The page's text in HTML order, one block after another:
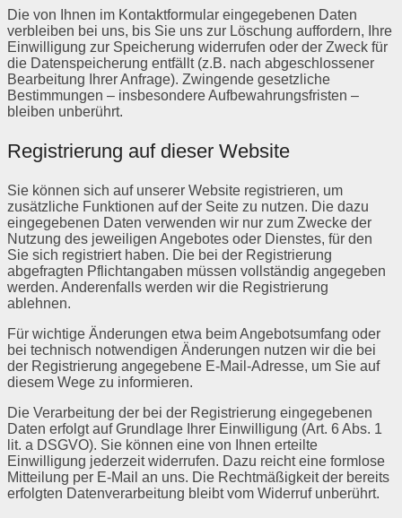
Die von Ihnen im Kontaktformular eingegebenen Daten
verbleiben bei uns, bis Sie uns zur Löschung auffordern, Ihre
Einwilligung zur Speicherung widerrufen oder der Zweck für
die Datenspeicherung entfällt (z.B. nach abgeschlossener
Bearbeitung Ihrer Anfrage). Zwingende gesetzliche
Bestimmungen – insbesondere Aufbewahrungsfristen –
bleiben unberührt.
Registrierung auf dieser Website
Sie können sich auf unserer Website registrieren, um
zusätzliche Funktionen auf der Seite zu nutzen. Die dazu
eingegebenen Daten verwenden wir nur zum Zwecke der
Nutzung des jeweiligen Angebotes oder Dienstes, für den
Sie sich registriert haben. Die bei der Registrierung
abgefragten Pflichtangaben müssen vollständig angegeben
werden. Anderenfalls werden wir die Registrierung
ablehnen.
Für wichtige Änderungen etwa beim Angebotsumfang oder
bei technisch notwendigen Änderungen nutzen wir die bei
der Registrierung angegebene E-Mail-Adresse, um Sie auf
diesem Wege zu informieren.
Die Verarbeitung der bei der Registrierung eingegebenen
Daten erfolgt auf Grundlage Ihrer Einwilligung (Art. 6 Abs. 1
lit. a DSGVO). Sie können eine von Ihnen erteilte
Einwilligung jederzeit widerrufen. Dazu reicht eine formlose
Mitteilung per E-Mail an uns. Die Rechtmäßigkeit der bereits
erfolgten Datenverarbeitung bleibt vom Widerruf unberührt.